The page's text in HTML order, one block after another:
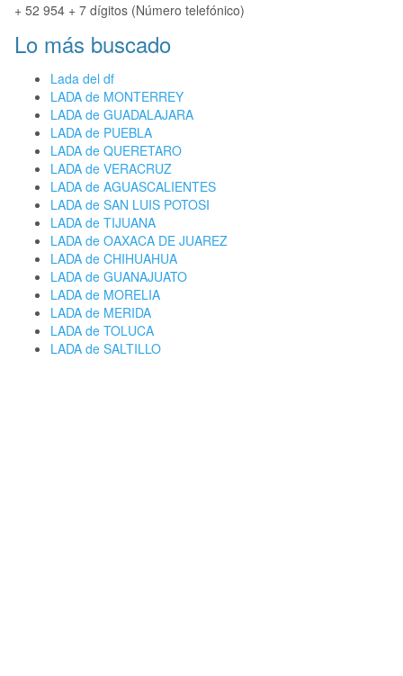
+ 52 954 + 7 dígitos (Número telefónico)
Lo más buscado
Lada del df
LADA de MONTERREY
LADA de GUADALAJARA
LADA de PUEBLA
LADA de QUERETARO
LADA de VERACRUZ
LADA de AGUASCALIENTES
LADA de SAN LUIS POTOSI
LADA de TIJUANA
LADA de OAXACA DE JUAREZ
LADA de CHIHUAHUA
LADA de GUANAJUATO
LADA de MORELIA
LADA de MERIDA
LADA de TOLUCA
LADA de SALTILLO